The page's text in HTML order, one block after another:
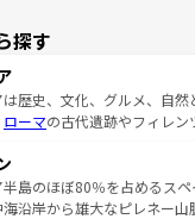
探す
は歴史、文化、グルメ、自
ローマの古代遺跡やフィレン
カーナの美しい田園風景や
自然景観も見逃せない。観光
タなど、絶品のイタリア料
半島のほぼ80％を占めるス
沿岸から雄大なピレネー山